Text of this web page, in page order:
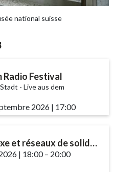
national suisse
Radio Festival
- Live aus dem
2026 | 17:00
Travail du sexe et réseaux de solidarité – le rôle des communautés et des ...
| 18:00– 20:00